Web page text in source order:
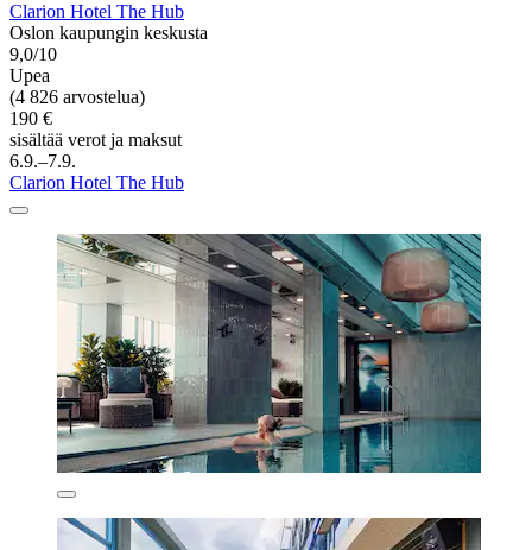
Clarion Hotel The Hub
Oslon kaupungin keskusta
9,0/10
Upea
(4 826 arvostelua)
190 €
sisältää verot ja maksut
6.9.–7.9.
Clarion Hotel The Hub